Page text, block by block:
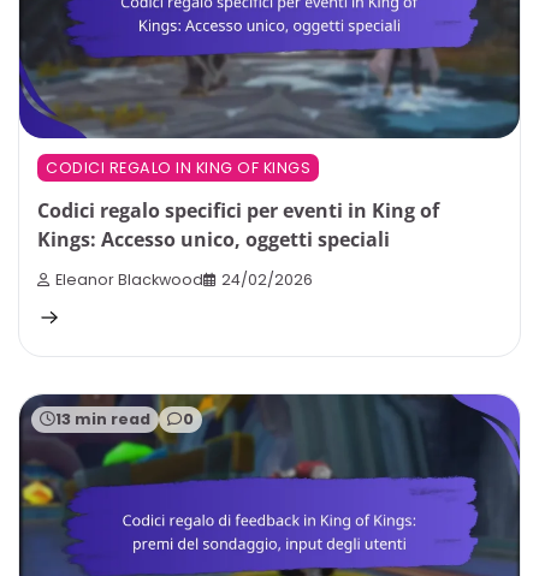
CODICI REGALO IN KING OF KINGS
Codici regalo specifici per eventi in King of
Kings: Accesso unico, oggetti speciali
Eleanor Blackwood 24/02/2026
13 min read 0